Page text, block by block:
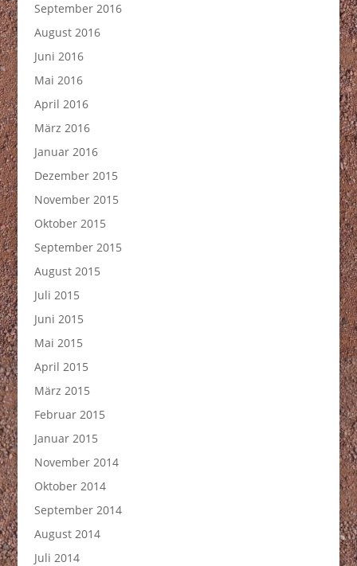
September 2016
August 2016
Juni 2016
Mai 2016
April 2016
März 2016
Januar 2016
Dezember 2015
November 2015
Oktober 2015
September 2015
August 2015
Juli 2015
Juni 2015
Mai 2015
April 2015
März 2015
Februar 2015
Januar 2015
November 2014
Oktober 2014
September 2014
August 2014
Juli 2014